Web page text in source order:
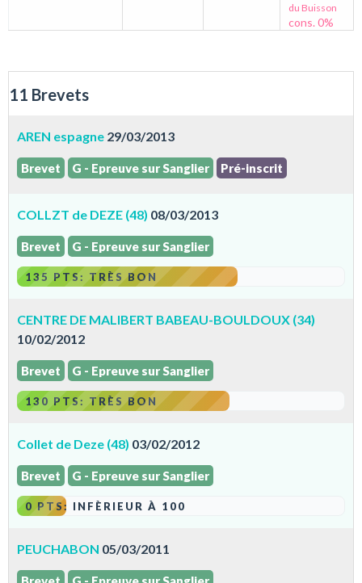
du Buisson
cons. 0%
11 Brevets
AREN espagne 29/03/2013
Brevet G - Epreuve sur Sanglier Pré-inscrit
COLLZT de DEZE (48) 08/03/2013
Brevet G - Epreuve sur Sanglier
135 PTS: TRÈS BON
CENTRE DE MALIBERT BABEAU-BOULDOUX (34)
10/02/2012
Brevet G - Epreuve sur Sanglier
130 PTS: TRÈS BON
Collet de Deze (48) 03/02/2012
Brevet G - Epreuve sur Sanglier
0 PTS: INFÈRIEUR À 100
PEUCHABON 05/03/2011